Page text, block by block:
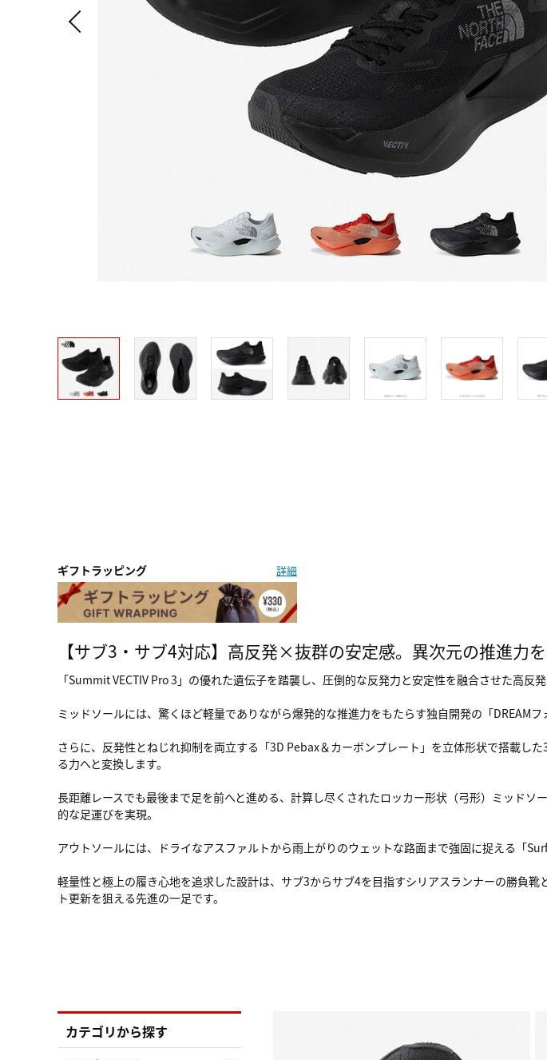
ギフトラッピング 詳細
【サブ3・サブ4対応】高反発×抜群の安定感。異次元の推進力
「Summit VECTIV Pro 3」の優れた遺伝子を踏襲し、圧倒的な反発力と安定性を融合させた高反
ミッドソールには、驚くほど軽量でありながら爆発的な推進力をもたらす独自開発の「DREAMフ
さらに、反発性とねじれ抑制を両立する「3D Pebax＆カーボンプレート」を立体形状で搭載し
る力へと変換します。
長距離レースでも最後まで足を前へと進める、計算し尽くされたロッカー形状（弓形）ミッド
的な足運びを実現。
アウトソールには、ドライなアスファルトから雨上がりのウェットな路面まで強固に捉える「
軽量性と極上の履き心地を追求した設計は、サブ3からサブ4を目指すシリアスランナーの勝負
ト更新を狙える先進の一足です。
カテゴリから探す